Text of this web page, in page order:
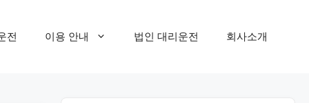
전 이용 안내 법인 대리운전 회사소개